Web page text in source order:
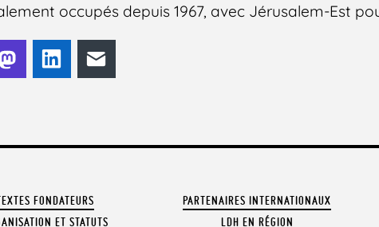
occupés depuis 1967, avec Jérusalem-Est
MastodonLinkedIn
FONDATEURS
ET STATUTS
PARTENAIRES INTERNATIONAUX
LDH EN RÉGION